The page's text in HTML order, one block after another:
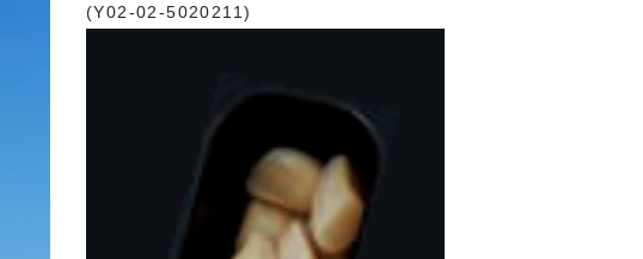
(Y02-02-5020211)